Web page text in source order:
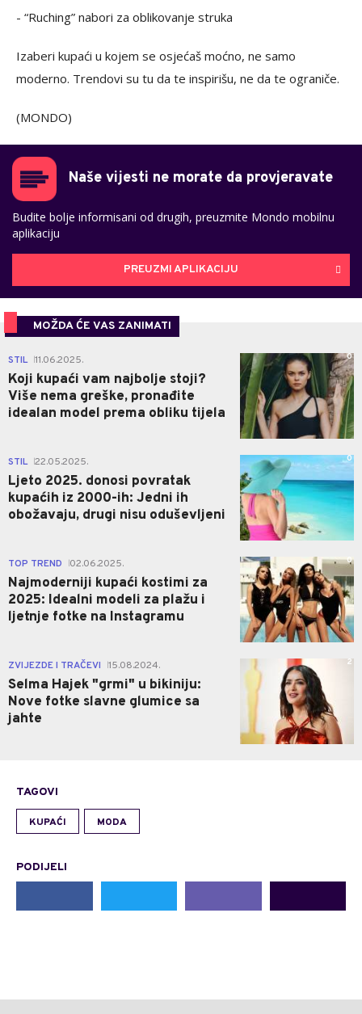
- “Ruching” nabori za oblikovanje struka
Izaberi kupaći u kojem se osjećaš moćno, ne samo
moderno. Trendovi su tu da te inspirišu, ne da te ograniče.
(MONDO)
Naše vijesti ne morate da provjeravate
Budite bolje informisani od drugih, preuzmite Mondo mobilnu
aplikaciju
PREUZMI APLIKACIJU
MOŽDA ĆE VAS ZANIMATI
STIL 11.06.2025.
Koji kupaći vam najbolje stoji?
Više nema greške, pronađite
idealan model prema obliku tijela
0
STIL 22.05.2025.
Ljeto 2025. donosi povratak
kupaćih iz 2000-ih: Jedni ih
obožavaju, drugi nisu oduševljeni
0
TOP TREND 02.06.2025.
Najmoderniji kupaći kostimi za
2025: Idealni modeli za plažu i
ljetnje fotke na Instagramu
0
ZVIJEZDE I TRAČEVI 15.08.2024.
Selma Hajek "grmi" u bikiniju:
Nove fotke slavne glumice sa
jahte
2
TAGOVI
KUPAĆI MODA
PODIJELI